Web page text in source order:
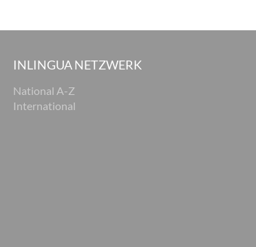
INLINGUA NETZWERK
National A-Z
International